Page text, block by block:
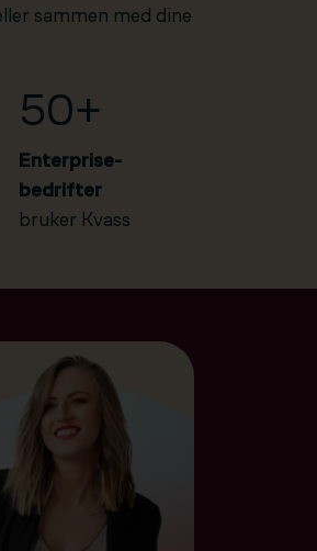
sammen med dine
50+
Enterprise-
bedrifter
bruker Kvass